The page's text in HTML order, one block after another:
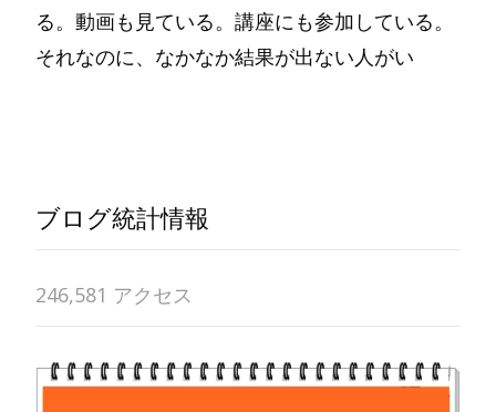
る。動画も見ている。講座にも参加している。
それなのに、なかなか結果が出ない人がい
ブログ統計情報
246,581 アクセス